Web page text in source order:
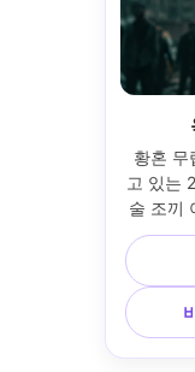
황혼 무
고 있는
술 조끼
날아간
이의 무
표류하
로 촬영,
심도, 강
인 피부